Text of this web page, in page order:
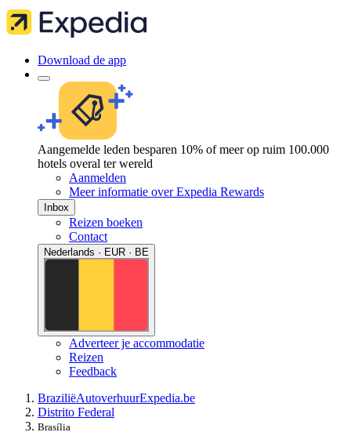
Download de app
Aangemelde leden besparen 10% of meer op ruim 100.000
hotels overal ter wereld
Aanmelden
Meer informatie over Expedia Rewards
Inbox
Reizen boeken
Contact
Nederlands · EUR · BE
Adverteer je accommodatie
Reizen
Feedback
BraziliëAutoverhuurExpedia.be
Distrito Federal
Brasília